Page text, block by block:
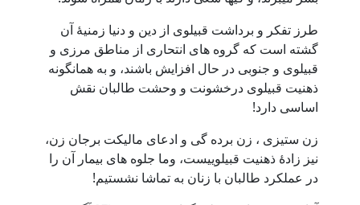
طرز تفکر و برداشت قبیلوی از دین و دنیا زمنیۀ آن
گشته است که گروه های انتحاری از مناطق مرزی و
قبیلوی و جنوبی در حال افزایش باشند، و به همانگونه
ذهنیت قبیلوی درخشونت و وحشت طالبان نقش
اساسی دارد!
زن ستیزی ، زن برده گی و ادعای مالیکت برجان زن،
نیز زادۀ ذهنیت قبیلوییست، وما جلوه های بیمار آن را
در عملکرد طالبان با زنان به تماشا نشستیم!